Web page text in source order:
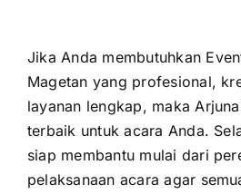
Jika Anda membutuhkan
Magetan yang profesional,
layanan lengkap, maka
terbaik untuk acara Anda.
siap membantu mulai dari
pelaksanaan acara agar